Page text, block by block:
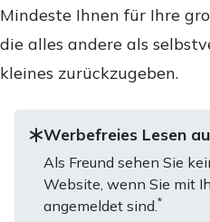
Mindeste Ihnen für Ihre
die alles andere als
kleines zurückzugeben.
Werbefreies Lesen
Als Freund sehen Sie
Website, wenn Sie mit
angemeldet sind.*